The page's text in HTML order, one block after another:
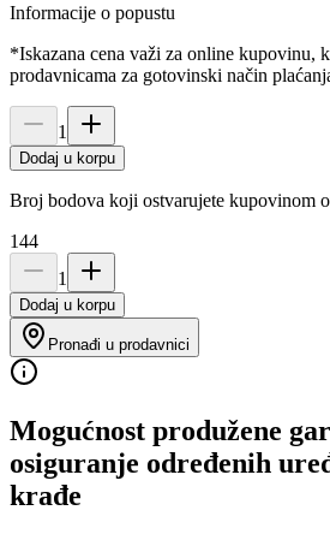
Informacije o popustu
*Iskazana cena važi za online kupovinu,
prodavnicama za gotovinski način
1
Dodaj u korpu
Broj bodova koji ostvarujete kupovinom
144
1
Dodaj u korpu
Pronađi u prodavnici
Mogućnost produžene
osiguranje određenih
krađe